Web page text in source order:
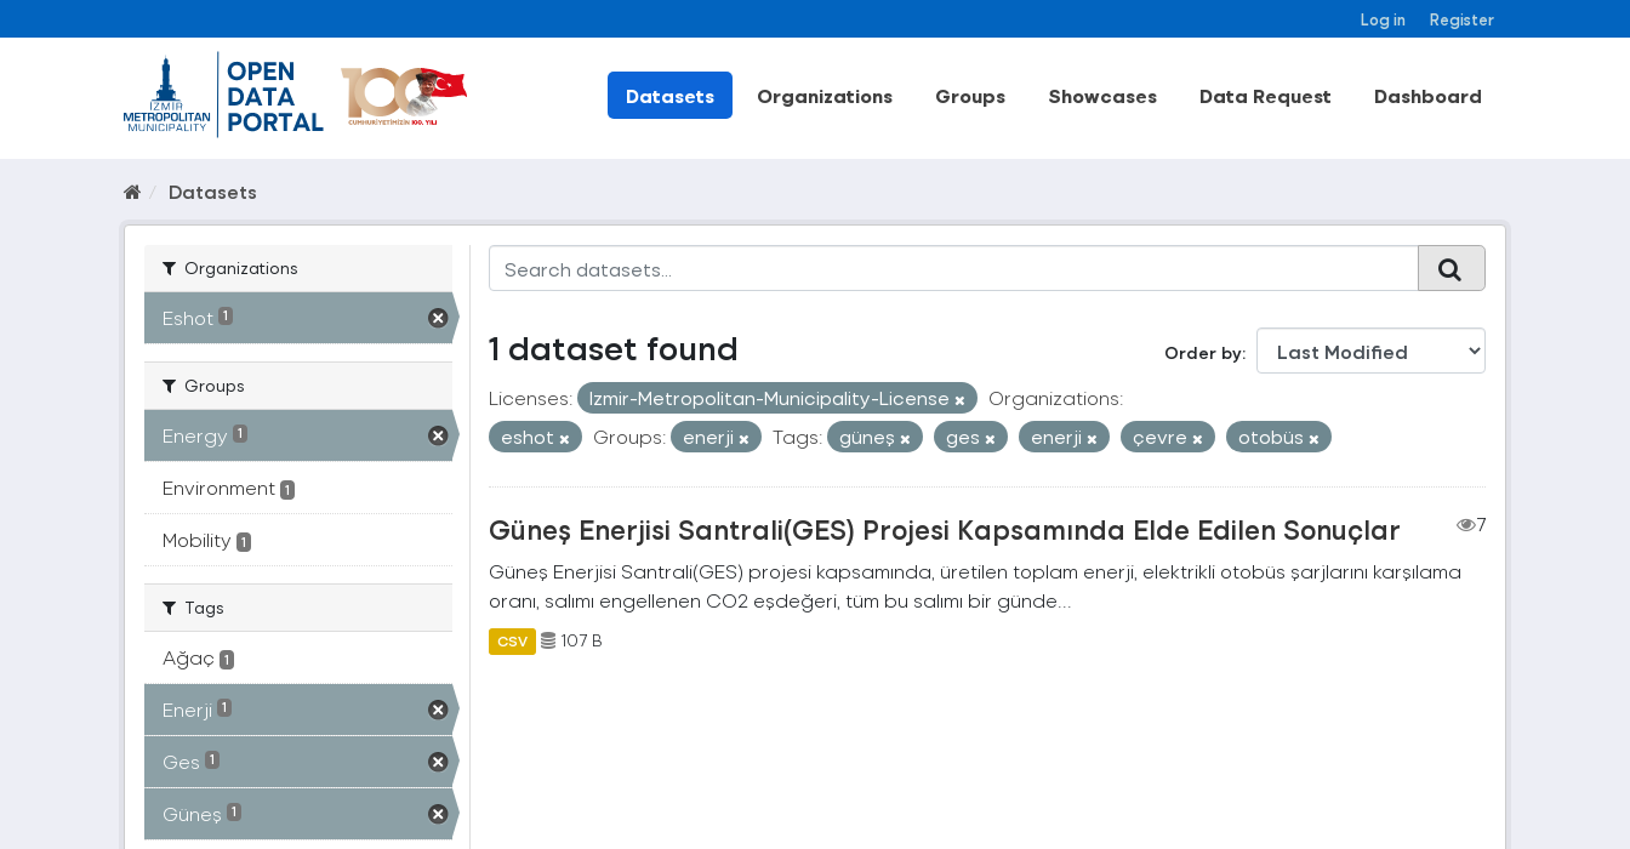
Log in Register
Datasets Organizations Groups Showcases Data Request Dashboard
Datasets
Organizations
Eshot 1
Groups
Energy 1
Environment 1
Mobility 1
Tags
Ağaç 1
Enerji 1
Ges 1
Güneş 1
Order by
1 dataset found
Licenses: Izmir-Metropolitan-Municipality-License
Organizations:
eshot
Groups: enerji Tags: güneş ges enerji çevre otobüs
Güneş Enerjisi Santrali(GES) Projesi Kapsamında Elde Edilen Sonuçlar
7
Güneş Enerjisi Santrali(GES) projesi kapsamında, üretilen toplam enerji, elektrikli otobüs şarjlarını karşılama
oranı, salımı engellenen CO2 eşdeğeri, tüm bu salımı bir günde...
CSV 107 B